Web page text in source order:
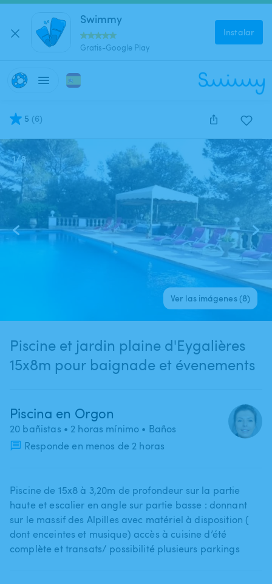
Swimmy
Gratis-Google Play
Instalar
5 (6)
1/8
Ver las imágenes (8)
Piscine et jardin plaine d'Eygalières
15x8m pour baignade et évenements
Piscina en Orgon
20 bañistas • 2 horas mínimo • Baños
Responde en menos de 2 horas
Piscine de 15x8 à 3​,​20m de profondeur sur la partie
haute et escalier en angle sur partie basse : donnant
sur le massif des Alpilles avec matériel à disposition (
dont enceintes et musique) accès à cuisine d’été
complète et transats​/​ possibilité plusieurs parkings